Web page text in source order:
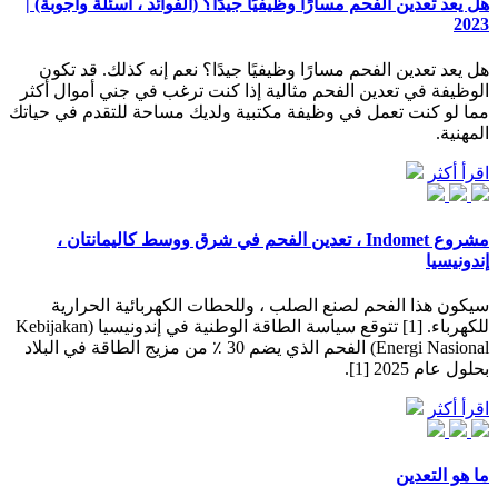
هل يعد تعدين الفحم مسارًا وظيفيًا جيدًا؟ (الفوائد ، أسئلة وأجوبة) |
2023
هل يعد تعدين الفحم مسارًا وظيفيًا جيدًا؟ نعم إنه كذلك. قد تكون
الوظيفة في تعدين الفحم مثالية إذا كنت ترغب في جني أموال أكثر
مما لو كنت تعمل في وظيفة مكتبية ولديك مساحة للتقدم في حياتك
المهنية.
اقرأ أكثر
مشروع Indomet ، تعدين الفحم في شرق ووسط كاليمانتان ،
إندونيسيا
سيكون هذا الفحم لصنع الصلب ، وللحطات الكهربائية الحرارية
للكهرباء. [1] تتوقع سياسة الطاقة الوطنية في إندونيسيا (Kebijakan
Energi Nasional) الفحم الذي يضم 30 ٪ من مزيج الطاقة في البلاد
بحلول عام 2025 [1].
اقرأ أكثر
ما هو التعدين